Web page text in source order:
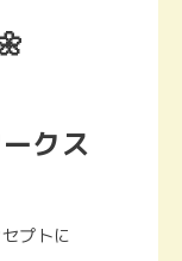
クス
プトに